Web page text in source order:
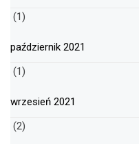
(1)
październik 2021
(1)
wrzesień 2021
(2)